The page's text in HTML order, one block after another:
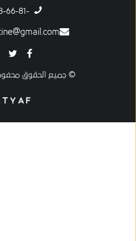
-8-288-66-81(972)
© جميع الحقوق محفوظة